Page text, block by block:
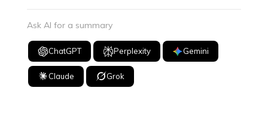
Ask AI for a summary
ChatGPT Perplexity Gemini
Claude Grok